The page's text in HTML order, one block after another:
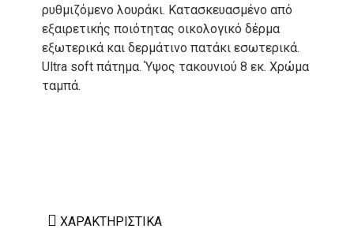
ρυθμιζόμενο λουράκι. Κατασκευασμένο από
εξαιρετικής ποιότητας οικολογικό δέρμα
εξωτερικά και δερμάτινο πατάκι εσωτερικά.
Ultra soft πάτημα. Ύψος τακουνιού 8 εκ. Χρώμα
ταμπά.
ΧΑΡΑΚΤΗΡΙΣΤΙΚΆ